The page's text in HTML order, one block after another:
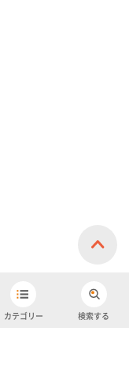
カテゴリー 検索する